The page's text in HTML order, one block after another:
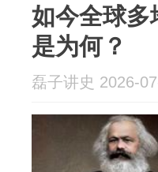
如今全球多
是为何？
磊子讲史 2026-